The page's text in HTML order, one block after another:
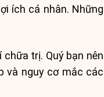
ích cá nhân. Những
trị. Quý bạn nên
và nguy cơ mắc các